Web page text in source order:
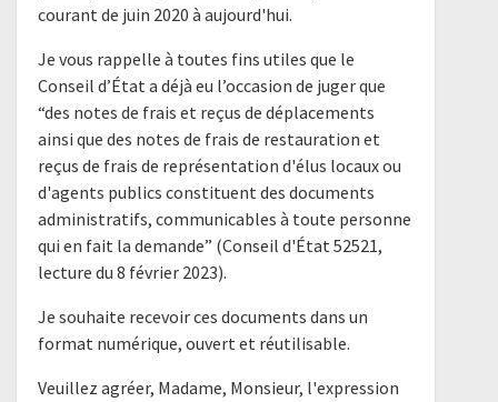
courant de juin 2020 à aujourd'hui.
Je vous rappelle à toutes fins utiles que le
Conseil d’État a déjà eu l’occasion de juger que
“des notes de frais et reçus de déplacements
ainsi que des notes de frais de restauration et
reçus de frais de représentation d'élus locaux ou
d'agents publics constituent des documents
administratifs, communicables à toute personne
qui en fait la demande” (Conseil d'État 52521,
lecture du 8 février 2023).
Je souhaite recevoir ces documents dans un
format numérique, ouvert et réutilisable.
Veuillez agréer, Madame, Monsieur, l'expression